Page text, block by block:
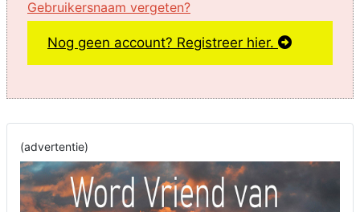
Gebruikersnaam vergeten?
Nog geen account? Registreer hier.
(advertentie)